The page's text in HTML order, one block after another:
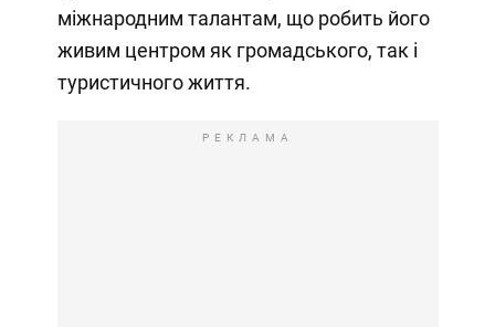
міжнародним талантам, що робить його
живим центром як громадського, так і
туристичного життя.
РЕКЛАМА